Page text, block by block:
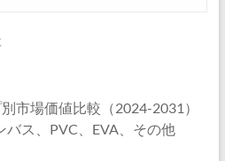
市場価値比較（2024-2031）
ス、PVC、EVA、その他